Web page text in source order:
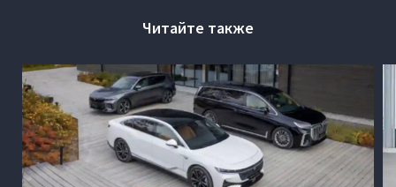
Читайте также